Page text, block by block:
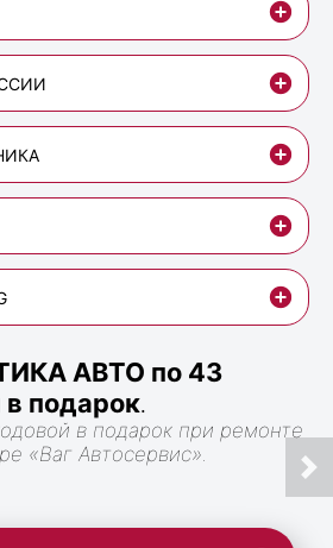
АВТО по 43
подарок.
в подарок при ремонте
«Ваг Автосервис».